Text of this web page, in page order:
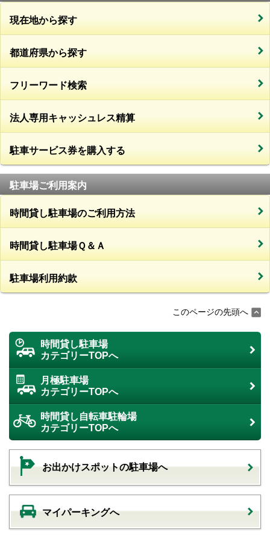
現在地から探す
都道府県から探す
フリーワード検索
法人専用キャッシュレス精算
駐車サービス券を購入する
駐車場ご利用案内
時間貸し駐車場のご利用方法
時間貸し駐車場Ｑ＆Ａ
駐車場利用約款
このページの先頭へ
時間貸し駐車場
カテゴリーTOPへ
月極駐車場
カテゴリーTOPへ
時間貸し自転車駐輪場
カテゴリーTOPへ
お出かけスポットの駐車場へ
マイパーキングへ